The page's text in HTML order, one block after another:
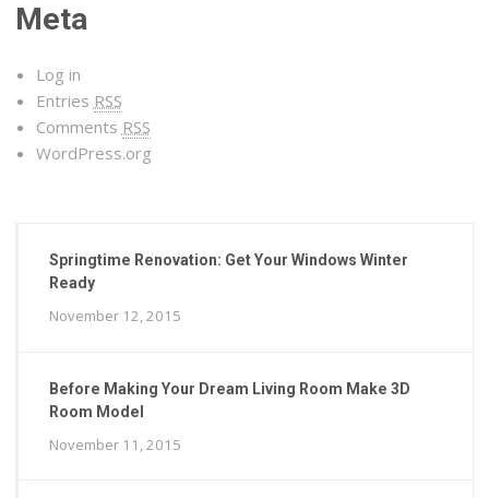
Meta
Log in
Entries RSS
Comments RSS
WordPress.org
Springtime Renovation: Get Your Windows Winter
Ready
November 12, 2015
Before Making Your Dream Living Room Make 3D
Room Model
November 11, 2015